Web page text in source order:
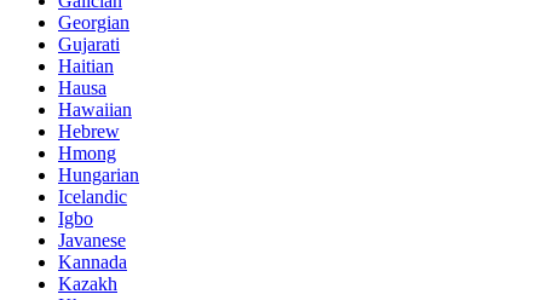
Georgian
Gujarati
Haitian
Hausa
Hawaiian
Hebrew
Hmong
Hungarian
Icelandic
Igbo
Javanese
Kannada
Kazakh